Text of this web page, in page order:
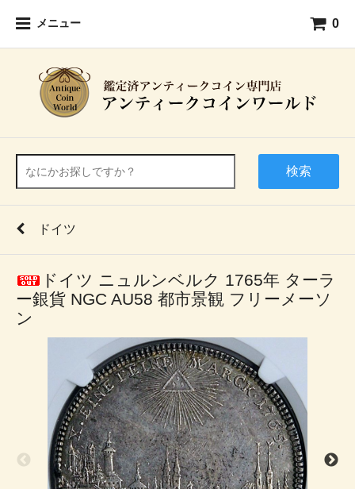
メニュー 0
検索
ドイツ
ドイツ ニュルンベルク 1765年 ターラ
ー銀貨 NGC AU58 都市景観 フリーメーソ
ン